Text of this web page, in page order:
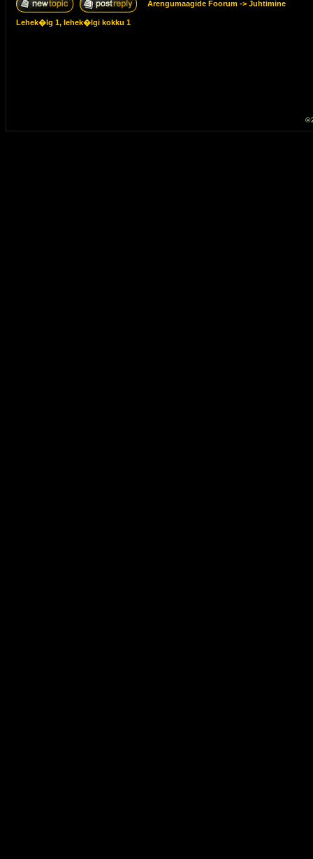
Arengumaagide Foorum -> Juhtimine
Lehek�lg 1, lehek�lgi kokku 1
©